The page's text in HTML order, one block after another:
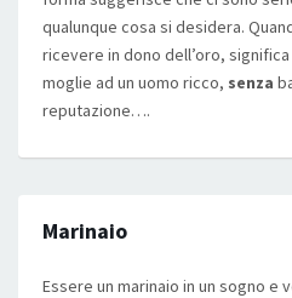
qualunque cosa si desidera.
ricevere in dono dell’oro,
moglie ad un uomo ricco, senza
reputazione….
Marinaio
Essere un marinaio in un sogno e